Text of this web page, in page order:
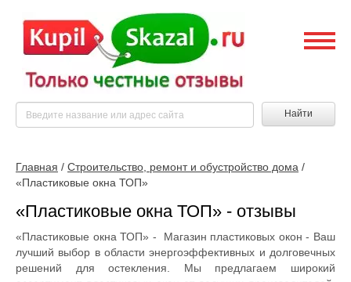
Найти
Главная / Строительство, ремонт и обустройство дома /
«Пластиковые окна ТОП»
«Пластиковые окна ТОП» - отзывы
«Пластиковые окна ТОП» - Магазин пластиковых окон - Ваш
лучший выбор в области энергоэффективных и долговечных
решений для остекления. Мы предлагаем широкий